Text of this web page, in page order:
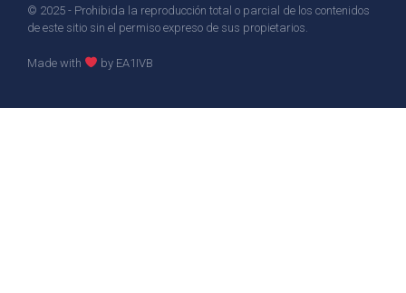
© 2025 - Prohibida la reproducción total o parcial de los contenidos
de este sitio sin el permiso expreso de sus propietarios.
Made with by EA1IVB